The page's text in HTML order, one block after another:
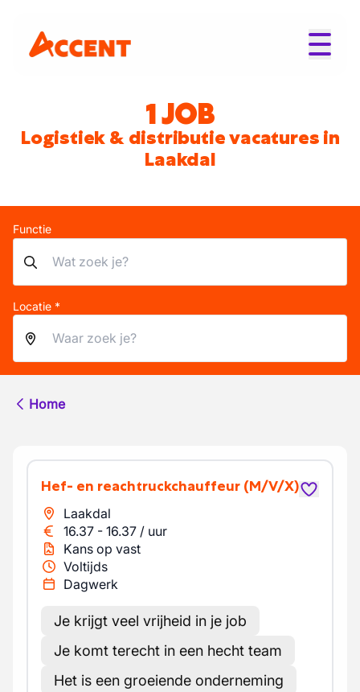
1 JOB
Logistiek & distributie vacatures in
Laakdal
Functie
Locatie *
Home
Hef- en reachtruckchauffeur (M/V/X)
Laakdal
16.37 - 16.37 / uur
Kans op vast
Voltijds
Dagwerk
Je krijgt veel vrijheid in je job
Je komt terecht in een hecht team
Het is een groeiende onderneming